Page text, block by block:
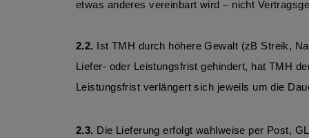
etwas anderes vereinbart wird – nicht
2.2.
Ist TMH durch höhere Gewalt (zB Streik,
Liefer- oder Leistungsfrist gehindert, hat TMH
Leistungsfrist verlängert sich jeweils um die
2.3. Die Lieferung erfolgt wahlweise per Post,